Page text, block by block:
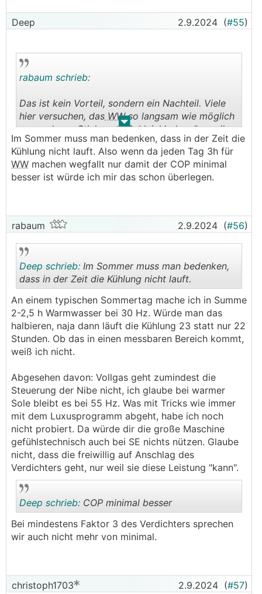
Deep 2.9.2024 (#55)
. .
rabaum schrieb:
Das ist kein Vorteil, sondern ein Nachteil. Viele
hier versuchen, das WWso langsam wie möglich
zu machen - Stichwort "Schleichladung" - weil
der COP besser ist und viel besser geschichtet
wird.
Im Sommer muss man bedenken, dass in der Zeit die
Kühlung nicht lauft. Also wenn da jeden Tag 3h für
WW machen wegfallt nur damit der COP minimal
besser ist würde ich mir das schon überlegen.
rabaum 2.9.2024 (#56)
.
Deep schrieb: Im Sommer muss man bedenken,
dass in der Zeit die Kühlung nicht lauft.
An einem typischen Sommertag mache ich in Summe
2-2,5 h Warmwasser bei 30 Hz. Würde man das
halbieren, naja dann läuft die Kühlung 23 statt nur 22
Stunden. Ob das in einen messbaren Bereich kommt,
weiß ich nicht.
Abgesehen davon: Vollgas geht zumindest die
Steuerung der Nibe nicht, ich glaube bei warmer
Sole bleibt es bei 55 Hz. Was mit Tricks wie immer
mit dem Luxusprogramm abgeht, habe ich noch
nicht probiert. Da würde dir die große Maschine
gefühlstechnisch auch bei SE nichts nützen. Glaube
nicht, dass die freiwillig auf Anschlag des
Verdichters geht, nur weil sie diese Leistung "kann".
Deep schrieb: COP minimal besser
Bei mindestens Faktor 3 des Verdichters sprechen
wir auch nicht mehr von minimal.
christoph1703 2.9.2024 (#57)